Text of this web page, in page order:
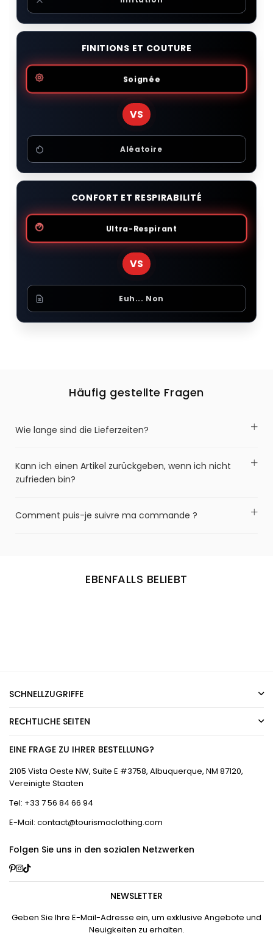
FINITIONS ET COUTURE
Soignée
VS
Aléatoire
CONFORT ET RESPIRABILITÉ
Ultra-Respirant
VS
Euh... Non
Häufig gestellte Fragen
Wie lange sind die Lieferzeiten?
Kann ich einen Artikel zurückgeben, wenn ich nicht
zufrieden bin?
Comment puis-je suivre ma commande ?
EBENFALLS BELIEBT
SCHNELLZUGRIFFE
RECHTLICHE SEITEN
EINE FRAGE ZU IHRER BESTELLUNG?
2105 Vista Oeste NW, Suite E #3758, Albuquerque, NM 87120,
Vereinigte Staaten
Tel: +33 7 56 84 66 94
E-Mail: contact@tourismoclothing.com
Folgen Sie uns in den sozialen Netzwerken
Pinterest
Instagram
TikTok
NEWSLETTER
Geben Sie Ihre E-Mail-Adresse ein, um exklusive Angebote und
Neuigkeiten zu erhalten.